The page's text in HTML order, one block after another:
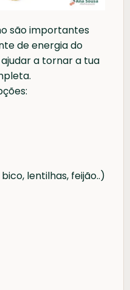
são importantes
de energia do
a tornar a tua
lentilhas, feijão..)